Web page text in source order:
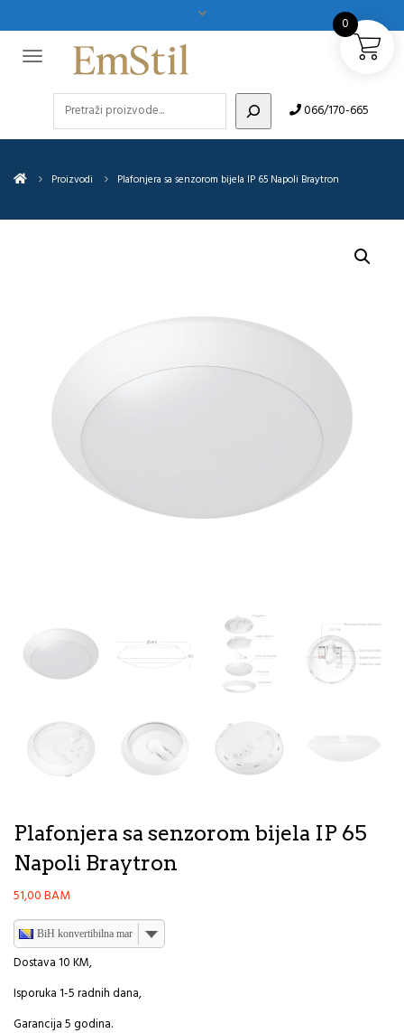
066/170-665
Proizvodi Plafonjera sa senzorom bijela IP 65 Napoli Braytron
Plafonjera sa senzorom bijela IP 65
Napoli Braytron
51,00BAM
BiH konvertibilna marka
Dostava 10 KM,
Isporuka 1-5 radnih dana,
Garancija 5 godina.
0